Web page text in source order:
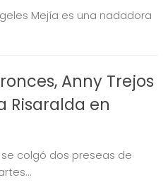
Mejía es una nadadora
Anny Trejos
Risaralda en
colgó dos preseas de